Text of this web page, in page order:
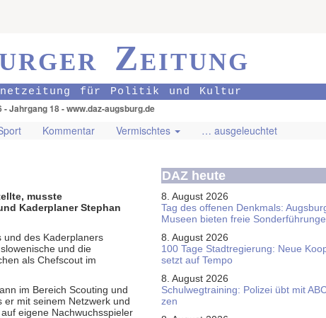
Zeitung
für Politik und Kultur
- Jahrgang 18 - www.daz-augsburg.de
Kommentar Vermischtes … ausgeleuchtet
musste
Kaderplaner Stephan
und des Kaderplaners
und die
als Chefscout im
im Bereich Scouting und
er mit seinem Netzwerk und
eigene Nachwuchsspieler
DAZ heute
8. August 2026
Tag des offenen Denkmals:
Museen bieten freie
8. August 2026
100 Tage Stadtregierung: Neue
setzt auf Tempo
8. August 2026
Schul­weg­trai­ning: Poli­zei übt mit
zen